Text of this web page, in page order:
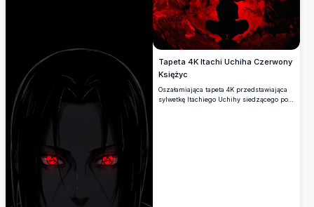
Tapeta 4K Itachi Uchiha Czerwony
Księżyc
Oszałamiająca tapeta 4K przedstawiająca
sylwetkę Itachiego Uchihy siedzącego pod